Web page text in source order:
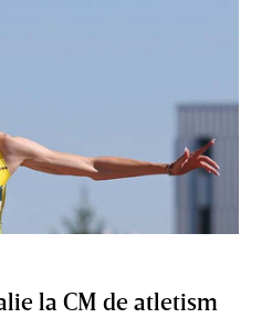
la CM de atletism